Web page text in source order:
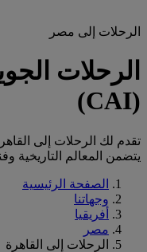
الرحلات إلى مصر
الرحلات
(CAI)
تقدم لك الرحلات إلى
يتضمن المعالم التاريخية
الصفحة الرئيسية
وجهاتنا
أفريقيا
مصر
الرحلات إلى القاهرة